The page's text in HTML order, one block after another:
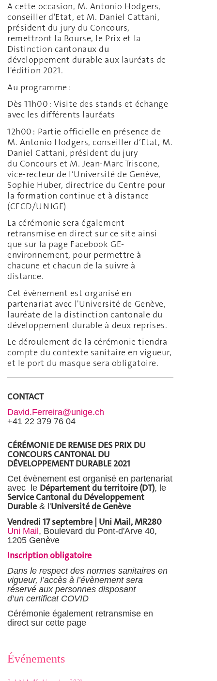
A cette occasion, M. Antonio Hodgers,
conseiller d'Etat, et M. Daniel Cattani,
président du jury du Concours,
remettront la Bourse, le Prix et la
Distinction cantonaux du
développement durable aux lauréats de
l'édition 2021.
Au programme :
Dès 11h00 : Visite des stands et échange
avec les différents lauréats
12h00 : Partie officielle en présence de
M. Antonio Hodgers, conseiller d’Etat, M.
Daniel Cattani, président du jury
du Concours et M. Jean-Marc Triscone,
vice-recteur de l’Université de Genève,
Sophie Huber, directrice du Centre pour
la formation continue et à distance
(CFCD/UNIGE)
La cérémonie sera également
retransmise en direct sur ce site ainsi
que sur la page Facebook GE-
environnement, pour permettre à
chacune et chacun de la suivre à
distance.
Cet évènement est organisé en
partenariat avec l'Université de Genève,
lauréate de la distinction cantonale du
développement durable à deux reprises.
Le déroulement de la cérémonie tiendra
compte du contexte sanitaire en vigueur,
et le port du masque sera obligatoire.
CONTACT
David.Ferreira@unige.ch
+41 22 379 76 04
CÉRÉMONIE DE REMISE DES PRIX DU
CONCOURS CANTONAL DU
DÉVELOPPEMENT DURABLE 2021
Cet évènement est organisé en partenariat
avec le Département du territoire (DT), le
Service Cantonal du Développement
Durable & l'Université de Genève
Vendredi 17 septembre | Uni Mail, MR280
Uni Mail, Boulevard du Pont-d'Arve 40,
1205 Genève
Inscription obligatoire
Dans le respect des normes sanitaires en
vigueur, l’accès à l’évènement sera
réservé aux personnes disposant
d’un certificat COVID
Cérémonie également retransmise en
direct sur cette page
Événements